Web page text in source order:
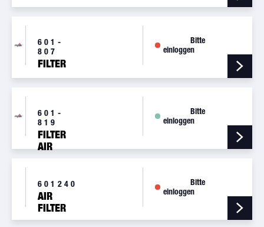
601-
807
FILTER
Bitte
einloggen
601-
819
FILTER
AIR
89308-
000
PIPER SB
1022
Bitte
einloggen
601240
AIR
FILTER
RB-0700
Bitte
einloggen